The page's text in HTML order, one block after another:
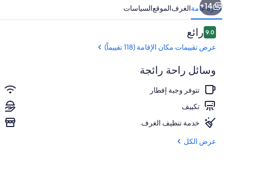
14+
نظرة عامةالغرفالموقعالسياسات
التقييمات
9.09.0 من 10رائع
عرض تقييمات مكان الإقامة (118 تقييماً)
وسائل راحة رائجة
تتوفر وجبة إفطار
تكييف
خدمة تنظيف الغرف
عرض الكل